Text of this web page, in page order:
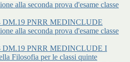
alla seconda prova d'esame classe
DM.19 PNRR MEDINCLUDE
alla seconda prova d'esame classe
DM.19 PNRR MEDINCLUDE I
Filosofia per le classi quinte